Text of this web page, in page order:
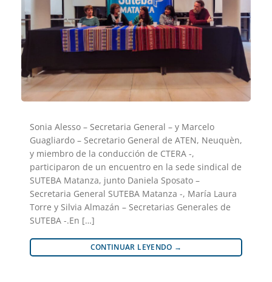
Sonia Alesso – Secretaria General – y Marcelo
Guagliardo – Secretario General de ATEN, Neuquèn,
y miembro de la conducción de CTERA -,
participaron de un encuentro en la sede sindical de
SUTEBA Matanza, junto Daniela Sposato –
Secretaria General SUTEBA Matanza -, María Laura
Torre y Silvia Almazán – Secretarias Generales de
SUTEBA -.En […]
CONTINUAR LEYENDO →